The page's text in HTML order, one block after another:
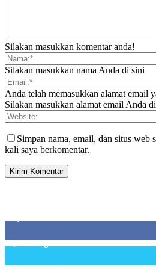
Silakan masukkan komentar anda!
Silakan masukkan nama Anda di sini
Anda telah memasukkan alamat email
Silakan masukkan alamat email Anda
Simpan nama, email, dan situs web
kali saya berkomentar.